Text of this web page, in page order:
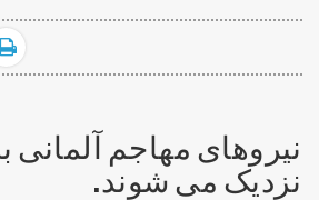
نیروهای مهاجم آلمانی
نزدیک می شوند.